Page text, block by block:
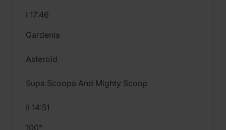
I 17:46
Gardenia
Asteroid
Supa Scoopa And Mighty Scoop
II 14:51
100°